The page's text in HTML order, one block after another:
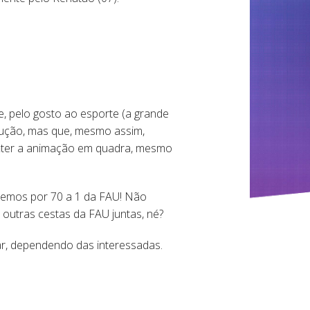
pelo gosto ao esporte (a grande
mas que, mesmo assim,
a animação em quadra, mesmo
por 70 a 1 da FAU! Não
cestas da FAU juntas, né?
dependendo das interessadas.